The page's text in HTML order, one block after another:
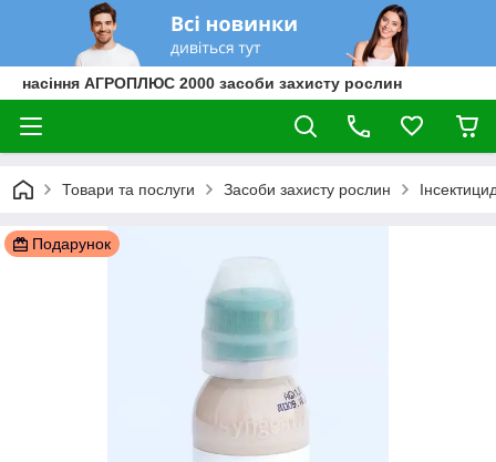
насіння АГРОПЛЮС 2000 засоби захисту рослин
Товари та послуги Засоби захисту рослин
Подарунок